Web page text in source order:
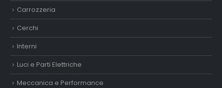
Carrozzeria
Cerchi
Interni
Luci e Parti Elettriche
Meccanica e Performance